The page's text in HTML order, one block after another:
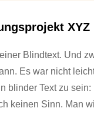
XYZ
Blindtext. Und
Es war nicht
blinder Text zu sein:
keinen Sinn. Man